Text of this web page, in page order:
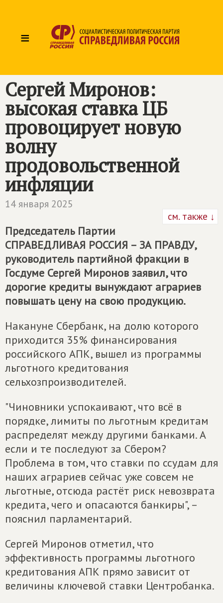
≡
Сергей Миронов:
высокая ставка ЦБ
провоцирует новую
волну
продовольственной
инфляции
14 января 2025
см. также ↓
Председатель Партии
СПРАВЕДЛИВАЯ РОССИЯ – ЗА ПРАВДУ,
руководитель партийной фракции в
Госдуме Сергей Миронов заявил, что
дорогие кредиты вынуждают аграриев
повышать цену на свою продукцию.
Накануне Сбербанк, на долю которого
приходится 35% финансирования
российского АПК, вышел из программы
льготного кредитования
сельхозпроизводителей.
"Чиновники успокаивают, что всё в
порядке, лимиты по льготным кредитам
распределят между другими банками. А
если и те последуют за Сбером?
Проблема в том, что ставки по ссудам для
наших аграриев сейчас уже совсем не
льготные, отсюда растёт риск невозврата
кредита, чего и опасаются банкиры", –
пояснил парламентарий.
Сергей Миронов отметил, что
эффективность программы льготного
кредитования АПК прямо зависит от
величины ключевой ставки Центробанка.